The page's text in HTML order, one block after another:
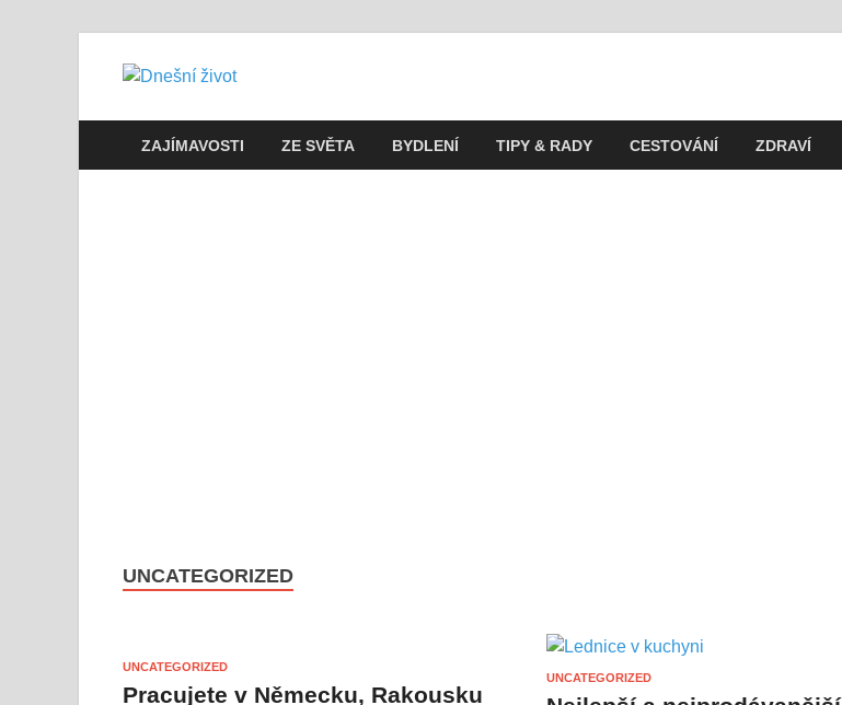
Dnešní život
ZAJÍMAVOSTI ZE SVĚTA BYDLENÍ TIPY & RADY CESTOVÁNÍ ZDRAVÍ
UNCATEGORIZED
UNCATEGORIZED
Pracujete v Německu, Rakousku
UNCATEGORIZED